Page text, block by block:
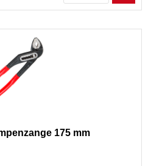
175 mm